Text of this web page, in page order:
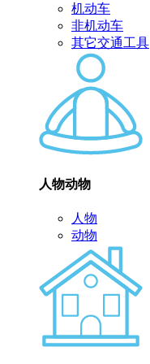
机动车
非机动车
其它交通工具
人物动物
人物
动物